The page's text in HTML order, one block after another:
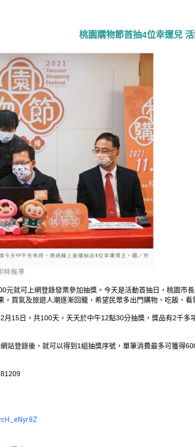
桃園購物節首抽4位幸運兒
時報導
元就可上網登錄發票參加抽獎。今天是活動首抽日，桃園
買氣及旅遊人潮逐漸回籠，希望民眾多出門購物、吃飯、看
15日，共100天，天天於中午12點30分抽獎，獎品有2千
站登錄後，就可以得到1組抽獎序號，單筆消費最多可獲得